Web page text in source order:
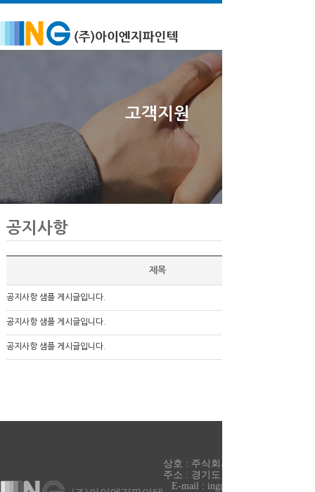
고객지원
공지사항
제목
공지사항 샘플 게시글입니다.
공지사항 샘플 게시글입니다.
공지사항 샘플 게시글입니다.
상호 : 주식회사 아이엔지파인텍
주소 : 경기도 파주시 조리읍 매봉
E-mail : ing@ingvf.com